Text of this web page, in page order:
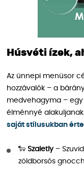
Húsvéti ízek,
Az ünnepi menüsor
hozzávalók – a
medvehagyma –
élménnyé
saját stílusukban
🐑 Szaletly–
zöldborsós